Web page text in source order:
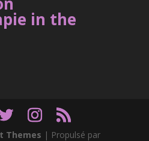
in the
Themes | Propulsé par